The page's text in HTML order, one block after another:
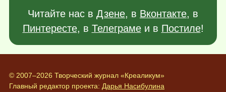
Читайте нас в Дзене, в Вконтакте, в
Пинтересте, в Телеграмеи в Постиле!
© 2007–2026 Творческий журнал «Креаликум»
Главный редактор проекта: Дарья Насибулина